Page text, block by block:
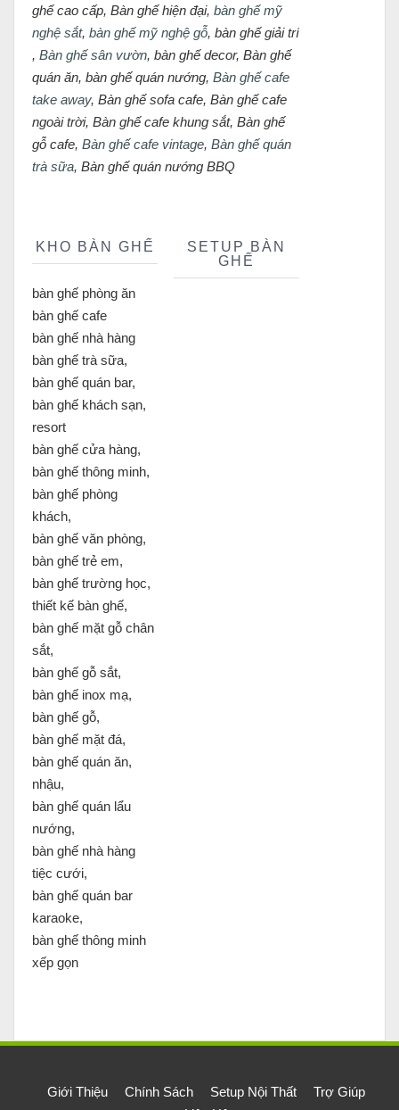
ghế cao cấp, Bàn ghế hiện đại, bàn ghế mỹ
nghệ sắt, bàn ghế mỹ nghệ gỗ, bàn ghế giải trí
, Bàn ghế sân vườn, bàn ghế decor, Bàn ghế
quán ăn, bàn ghế quán nướng, Bàn ghế cafe
take away, Bàn ghế sofa cafe, Bàn ghế cafe
ngoài trời, Bàn ghế cafe khung sắt, Bàn ghế
gỗ cafe, Bàn ghế cafe vintage, Bàn ghế quán
trà sữa, Bàn ghế quán nướng BBQ
KHO BÀN GHẾ
bàn ghế phòng ăn
bàn ghế cafe
bàn ghế nhà hàng
bàn ghế trà sữa,
bàn ghế quán bar,
bàn ghế khách sạn,
resort
bàn ghế cửa hàng,
bàn ghế thông minh,
bàn ghế phòng
khách,
bàn ghế văn phòng,
bàn ghế trẻ em,
bàn ghế trường học,
thiết kế bàn ghế,
bàn ghế mặt gỗ chân
sắt,
bàn ghế gỗ sắt,
bàn ghế inox mạ,
bàn ghế gỗ,
bàn ghế mặt đá,
bàn ghế quán ăn,
nhậu,
bàn ghế quán lẩu
nướng,
bàn ghế nhà hàng
tiệc cưới,
bàn ghế quán bar
karaoke,
bàn ghế thông minh
xếp gọn
SETUP BÀN
GHẾ
Giới Thiệu Chính Sách Setup Nội Thất
Trợ Giúp